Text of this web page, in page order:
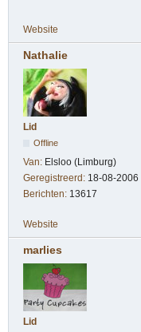
Website
Nathalie
Lid
Offline
Van: Elsloo (Limburg)
Geregistreerd: 18-08-2006
Berichten: 13617
Website
marlies
Lid